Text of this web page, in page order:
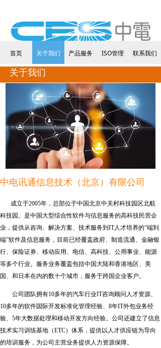
首页 关于我们 产品服务 ISO管理 联系我们
关于我们
中电讯通信息技术（北京）有限公司
成立于2005年，总部位于中国北京中关村科技园区北航
科技园。是中国大型综合性软件与信息服务的高科技民营企
业，提供从咨询、解决方案、技术服务到IT人才培养的“端到
端”软件及信息服务，目前已经覆盖政府、制造流通、金融银
行、保险证券、移动应用、电信、高科技、公用事业、能源
等多个行业。服务业务覆盖包括中国大陆和香港地区、美
国、和日本在内的数十个城市，服务于跨国企业客户。
公司团队拥有10多年的汽车行业IT咨询顾问人才资源、
10多年的软件国际开发标准化管理经验、8年IT外包业务经
验、5年大数据处理和移动开发方向经验。公司还建立了信息
技术实习训练基地（ETC）体系，提供以人才供应链为导向
的培训服务，为公司主营业务提供人力资源保障。